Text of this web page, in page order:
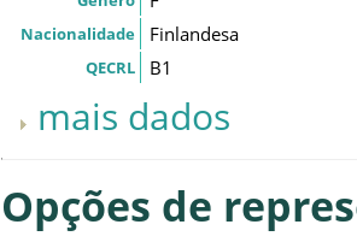
Nacionalidade Finlandesa
QECRL B1
mais dados
Opções de